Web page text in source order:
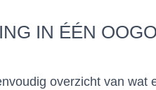
IN ÉÉN
overzicht van wat